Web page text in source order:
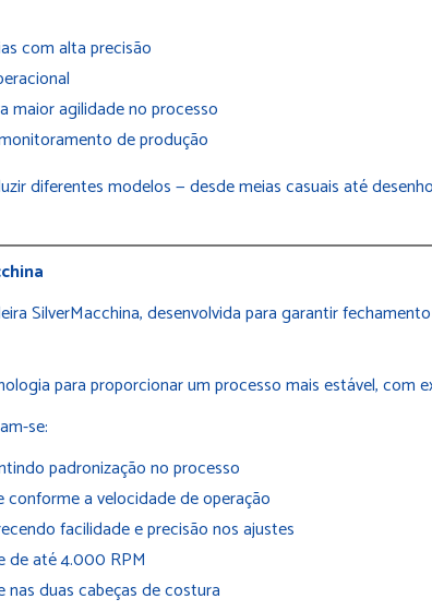
com alta precisão
maior agilidade no processo
de produção
diferentes modelos — desde meias casuais até
SilverMacchina, desenvolvida para garantir
para proporcionar um processo mais estável, com
se:
padronização no processo
a velocidade de operação
facilidade e precisão nos ajustes
de até 4.000 RPM
duas cabeças de costura